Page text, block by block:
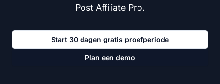
Post Affiliate Pro.
Start 30 dagen gratis proefperiode
Plan een demo